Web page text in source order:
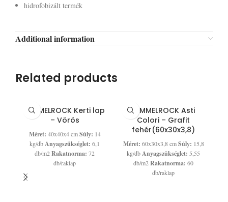
hidrofobizált termék
Additional information
Related products
SEMMELROCK Kerti lap
– Vörös
Méret: 40x40x4 cmSúly: 14
kg/dbAnyagszükséglet: 6,1
db/m2Rakatnorma: 72
db/raklap
SEMMELROCK Asti
Colori – Grafit
fehér(60x30x3,8)
Méret: 60x30x3,8 cmSúly: 15,8
kg/dbAnyagszükséglet: 5,55
db/m2Rakatnorma: 60
db/raklap